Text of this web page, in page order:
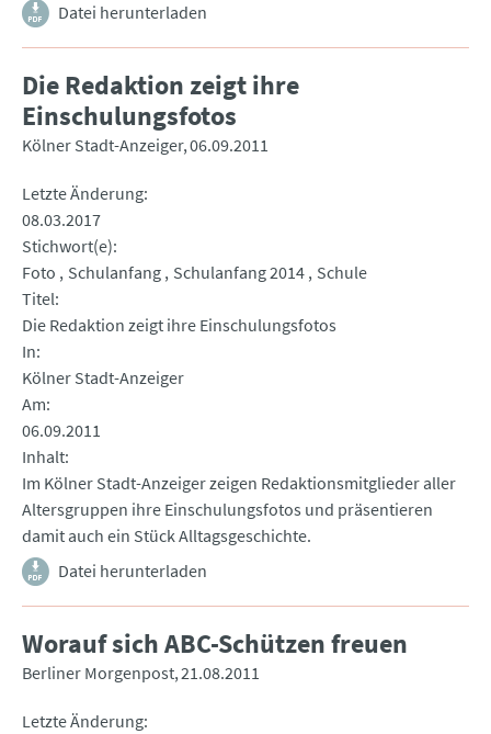
Datei herunterladen
Die Redaktion zeigt ihre
Einschulungsfotos
Kölner Stadt-Anzeiger 06.09.2011
Letzte Änderung
08.03.2017
Stichwort(e)
Foto
Schulanfang Schulanfang 2014 Schule
Titel
Die Redaktion zeigt ihre Einschulungsfotos
In
Kölner Stadt-Anzeiger
Am
06.09.2011
Inhalt
Im Kölner Stadt-Anzeiger zeigen Redaktionsmitglieder aller
Altersgruppen ihre Einschulungsfotos und präsentieren
damit auch ein Stück Alltagsgeschichte.
Datei herunterladen
Worauf sich ABC-Schützen freuen
Berliner Morgenpost 21.08.2011
Letzte Änderung